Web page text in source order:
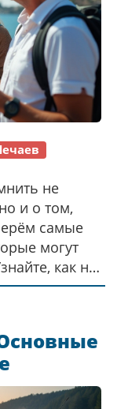
не
и о том,
самые
могут
как не
избежать
сделать